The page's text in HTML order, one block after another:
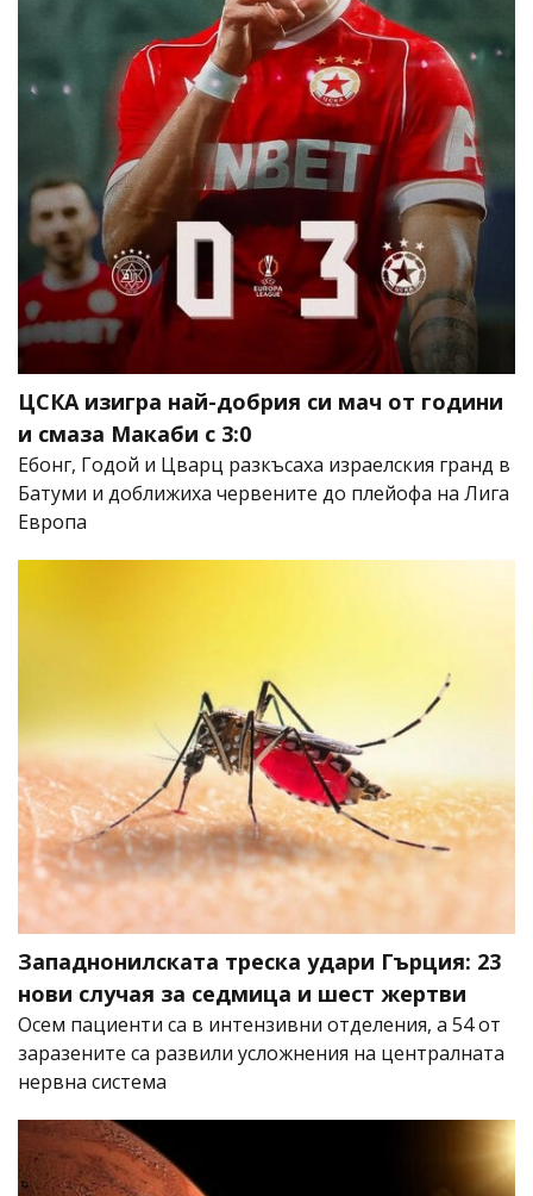
ЦСКА изигра най-добрия си мач от години
и смаза Макаби с 3:0
Ебонг, Годой и Цварц разкъсаха израелския гранд в
Батуми и доближиха червените до плейофа на Лига
Европа
Западнонилската треска удари Гърция: 23
нови случая за седмица и шест жертви
Осем пациенти са в интензивни отделения, а 54 от
заразените са развили усложнения на централната
нервна система